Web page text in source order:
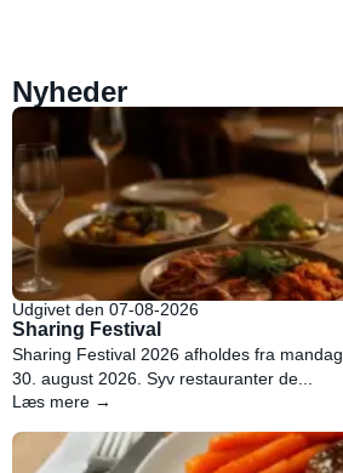
Nyheder
Udgivet den 07-08-2026
Sharing Festival
Sharing Festival 2026 afholdes fra
30. august 2026. Syv restauranter de...
Læs mere →